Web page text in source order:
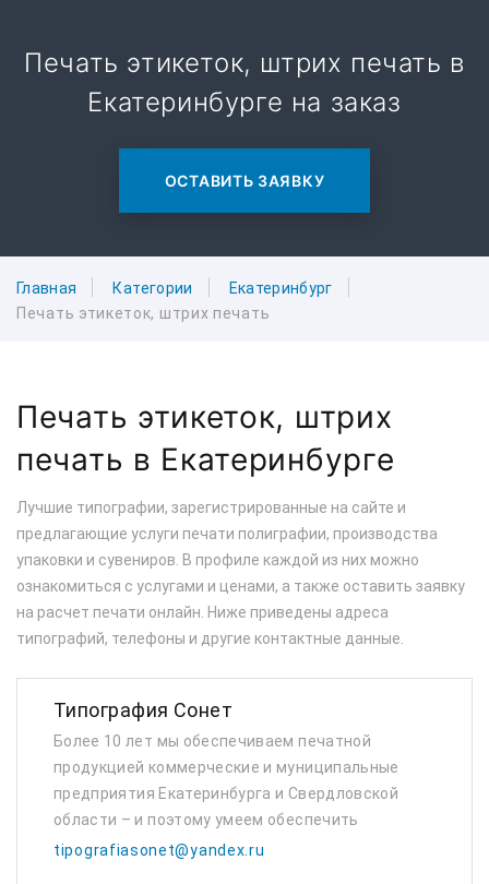
Печать этикеток, штрих печать в
Екатеринбурге на заказ
ОСТАВИТЬ ЗАЯВКУ
Главная Категории
Екатеринбург
Печать этикеток, штрих печать
Печать этикеток, штрих
печать в Екатеринбурге
Лучшие типографии, зарегистрированные на сайте и
предлагающие услуги печати полиграфии, производства
упаковки и сувениров. В профиле каждой из них можно
ознакомиться с услугами и ценами, а также оставить заявку
на расчет печати онлайн. Ниже приведены адреса
типографий, телефоны и другие контактные данные.
Типография Сонет
Более 10 лет мы обеспечиваем печатной
продукцией коммерческие и муниципальные
предприятия Екатеринбурга и Свердловской
области – и поэтому умеем обеспечить
минимальную стоимость тиражей при
tipografiasonet@yandex.ru